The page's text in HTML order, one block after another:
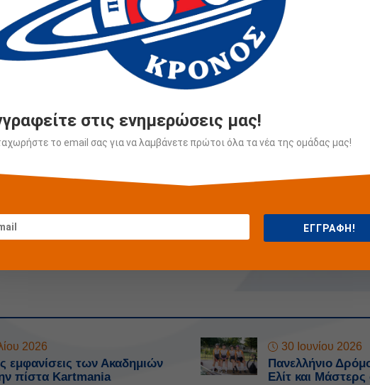
2026
εμφανίσεις των Ακαδημιών
πίστα Kartmania
30 Ιουνίου 2026
Πανελλήνιο
Ελίτ και
στις ενημερώσεις μας!
το email σας για να λαμβάνετε πρώτοι όλα τα νέα της ομάδας μας!
ΕΓΓΡΑΦΗ!